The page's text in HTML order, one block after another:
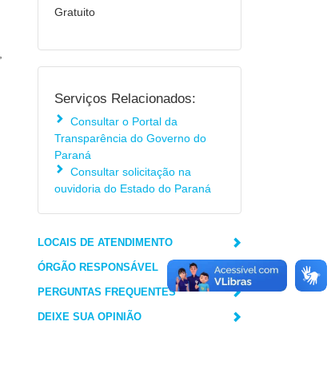
Gratuito
Serviços Relacionados:
Consultar o Portal da
Transparência do Governo do
Paraná
Consultar solicitação na
ouvidoria do Estado do Paraná
LOCAIS DE ATENDIMENTO
ÓRGÃO RESPONSÁVEL
PERGUNTAS FREQUENTES
DEIXE SUA OPINIÃO